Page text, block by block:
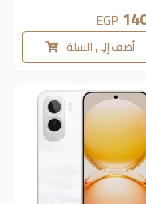
EGP
أضف إلى السلة